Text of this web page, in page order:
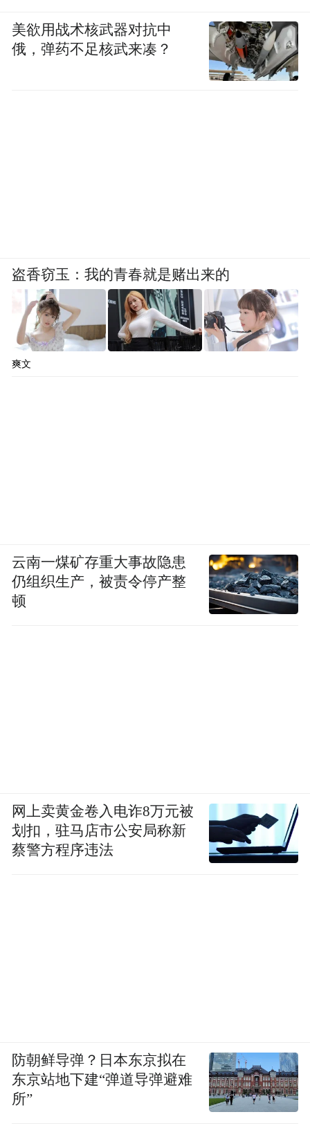
美欲用战术核武器对抗中
俄，弹药不足核武来凑？
盗香窃玉：我的青春就是赌出来的
爽文
云南一煤矿存重大事故隐患
仍组织生产，被责令停产整
顿
网上卖黄金卷入电诈8万元被
划扣，驻马店市公安局称新
蔡警方程序违法
防朝鲜导弹？日本东京拟在
东京站地下建“弹道导弹避难
所”